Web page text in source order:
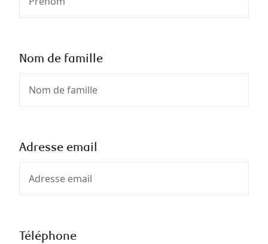
Nom de famille
Adresse email
Téléphone